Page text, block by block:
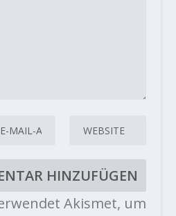
Akismet, um